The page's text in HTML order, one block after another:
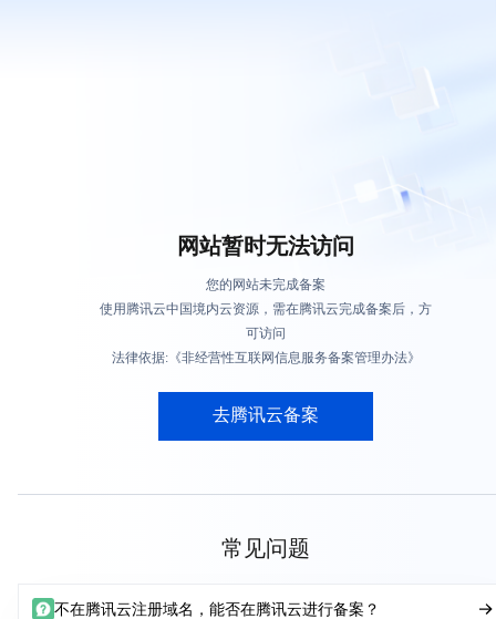
网站暂时无法访问
您的网站未完成备案
使用腾讯云中国境内云资源，需在腾讯云完成备案后，方
可访问
法律依据:《非经营性互联网信息服务备案管理办法》
去腾讯云备案
常见问题
不在腾讯云注册域名，能否在腾讯云进行备案？